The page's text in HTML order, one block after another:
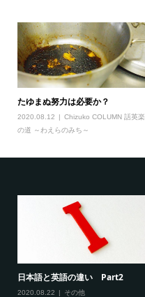
たゆまぬ努力は必要か？
2020.08.12
Chizuko COLUMN 話英楽
の道 ～わえらのみち～
日本語と英語の違い Part2
2020.08.22 その他